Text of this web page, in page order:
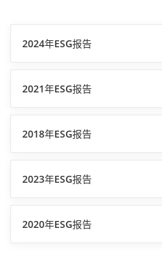
2024年ESG报告
2021年ESG报告
2018年ESG报告
2023年ESG报告
2020年ESG报告